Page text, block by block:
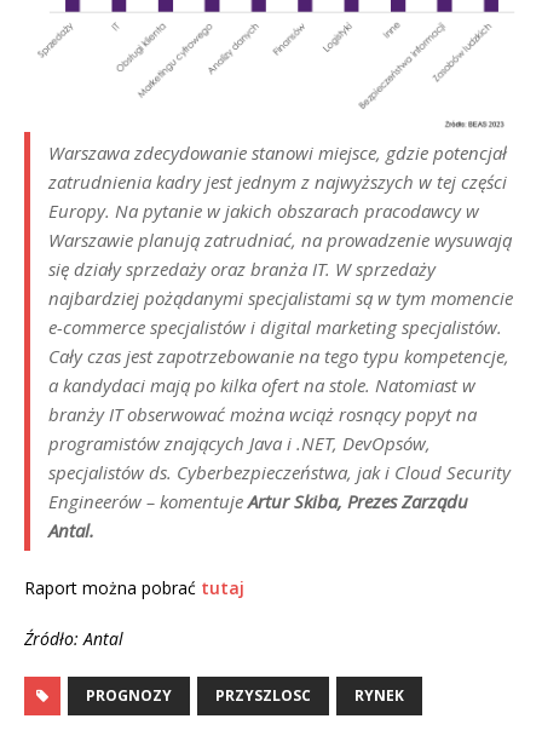
Warszawa zdecydowanie stanowi miejsce, gdzie potencjał
zatrudnienia kadry jest jednym z najwyższych w tej części
Europy. Na pytanie w jakich obszarach pracodawcy w
Warszawie planują zatrudniać, na prowadzenie wysuwają
się działy sprzedaży oraz branża IT. W sprzedaży
najbardziej pożądanymi specjalistami są w tym momencie
e-commerce specjalistów i digital marketing specjalistów.
Cały czas jest zapotrzebowanie na tego typu kompetencje,
a kandydaci mają po kilka ofert na stole. Natomiast w
branży IT obserwować można wciąż rosnący popyt na
programistów znających Java i .NET, DevOpsów,
specjalistów ds. Cyberbezpieczeństwa, jak i Cloud Security
Engineerów – komentujeArtur Skiba, Prezes Zarządu
Antal.
Raport można pobrać tutaj
Źródło: Antal
PROGNOZY PRZYSZLOSC RYNEK